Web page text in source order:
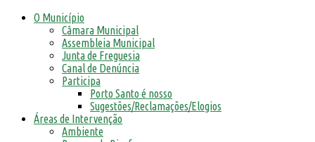
O Município
Câmara Municipal
Assembleia Municipal
Junta de Freguesia
Canal de Denúncia
Participa
Porto Santo é nosso
Sugestões/Reclamações/Elogios
Áreas de Intervenção
Ambiente